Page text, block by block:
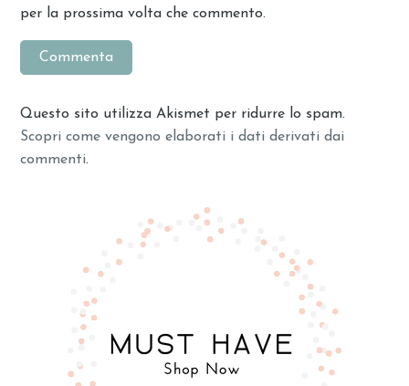
per la prossima volta che commento.
Questo sito utilizza Akismet per ridurre lo spam.
Scopri come vengono elaborati i dati derivati dai
commenti.